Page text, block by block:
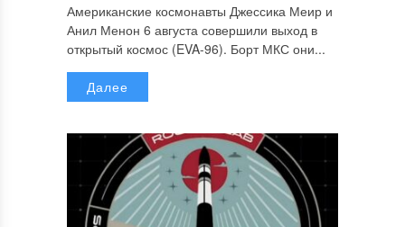
Американские космонавты Джессика Меир и
Анил Менон 6 августа совершили выход в
открытый космос (EVA-96). Борт МКС они...
Далее